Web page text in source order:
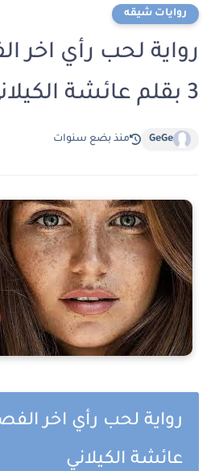
روايات شيقه
رواية لحب رأي اخر
3 بقلم عائشة الكيلاني
GeGe منذ بضع سنوات
رواية لحب رأي اخر
عائشة الكيلاني